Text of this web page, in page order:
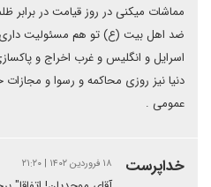
مماشات میکنی در روز قیامت در
ضد اهل بیت (ع) تو هم مسئولیت داری
اسرایل و انگلیس و غرب اخراج و
دنیا نیز روزی محاکمه و رسوا و مجازات
عمومی .
خداپرست ۱۸ فروردین ۱۴۰۲ | ۲۱:۲۰